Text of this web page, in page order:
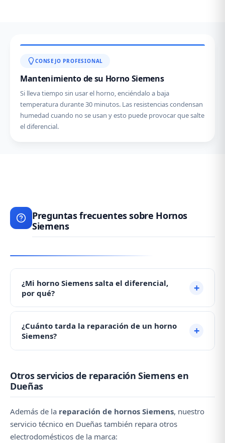
CONSEJO PROFESIONAL
Mantenimiento de su Horno Siemens
Si lleva tiempo sin usar el horno, enciéndalo a baja
temperatura durante 30 minutos. Las resistencias condensan
humedad cuando no se usan y esto puede provocar que salte
el diferencial.
Preguntas frecuentes sobre Hornos
Siemens
¿Mi horno Siemens salta el diferencial,
por qué?
Cuando un horno salta el diferencial suele ser por la
condensación de humedad en las resistencias,
contacte con nosotros al ☎️ 979 692 637.
¿Cuánto tarda la reparación de un horno
Siemens?
en una sola visita, en menos de una hora. Contacte
con nosotros al ☎️ 979 692 637 y agendamos la
Otros servicios de reparación Siemens en
Dueñas
Además de la reparación de hornos Siemens, nuestro
servicio técnico en Dueñas también repara otros
electrodomésticos de la marca: